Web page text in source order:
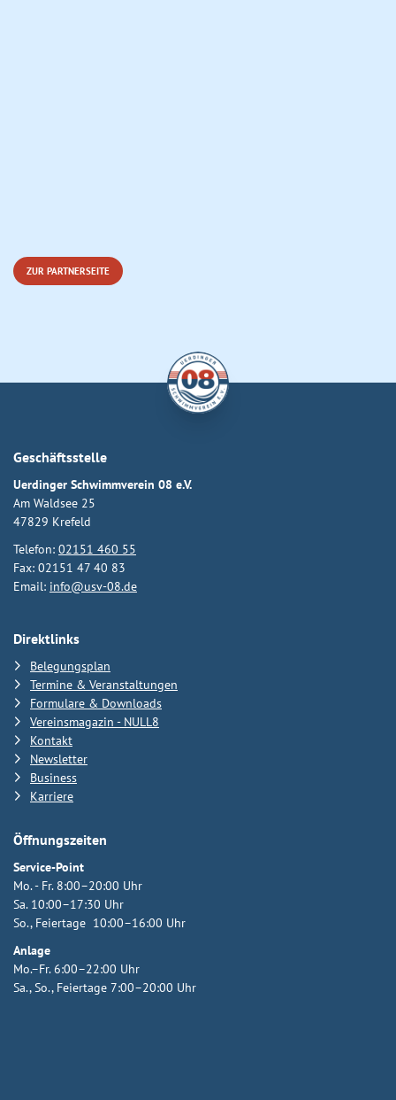
ZUR PARTNERSEITE
Geschäftsstelle
Uerdinger Schwimmverein 08 e.V.
Am Waldsee 25
47829 Krefeld
Telefon: 02151 460 55
Fax: 02151 47 40 83
Email: info@usv-08.de
Direktlinks
Belegungsplan
Termine & Veranstaltungen
Formulare & Downloads
Vereinsmagazin - NULL8
Kontakt
Newsletter
Business
Karriere
Öffnungszeiten
Service-Point
Mo. - Fr. 8:00–20:00 Uhr
Sa. 10:00–17:30 Uhr
So., Feiertage 10:00–16:00 Uhr
Anlage
Mo.–Fr. 6:00–22:00 Uhr
Sa., So., Feiertage 7:00–20:00 Uhr